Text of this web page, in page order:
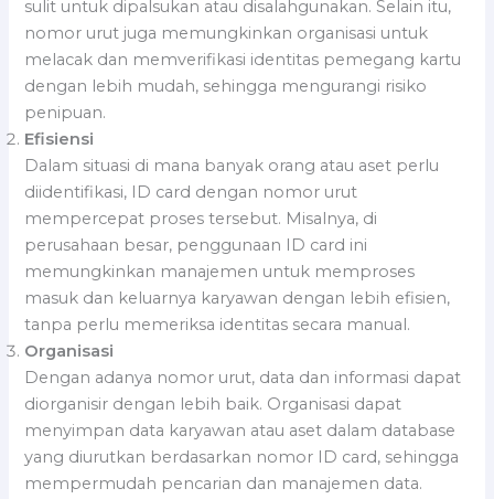
sulit untuk dipalsukan atau disalahgunakan. Selain itu,
nomor urut juga memungkinkan organisasi untuk
melacak dan memverifikasi identitas pemegang kartu
dengan lebih mudah, sehingga mengurangi risiko
penipuan.
Efisiensi
Dalam situasi di mana banyak orang atau aset perlu
diidentifikasi, ID card dengan nomor urut
mempercepat proses tersebut. Misalnya, di
perusahaan besar, penggunaan ID card ini
memungkinkan manajemen untuk memproses
masuk dan keluarnya karyawan dengan lebih efisien,
tanpa perlu memeriksa identitas secara manual.
Organisasi
Dengan adanya nomor urut, data dan informasi dapat
diorganisir dengan lebih baik. Organisasi dapat
menyimpan data karyawan atau aset dalam database
yang diurutkan berdasarkan nomor ID card, sehingga
mempermudah pencarian dan manajemen data.